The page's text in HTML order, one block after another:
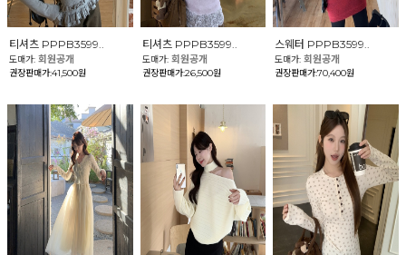
티셔츠 PPPB3599..
도매가: 회원공개
권장판매가:41,500원
티셔츠 PPPB3599..
도매가: 회원공개
권장판매가:26,500원
스웨터 PPPB3599..
도매가:회원공개
권장판매가:70,400원